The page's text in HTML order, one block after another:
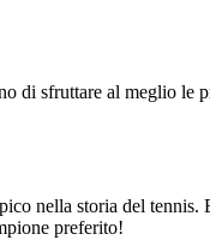
di sfruttare al meglio
nella storia del
preferito!